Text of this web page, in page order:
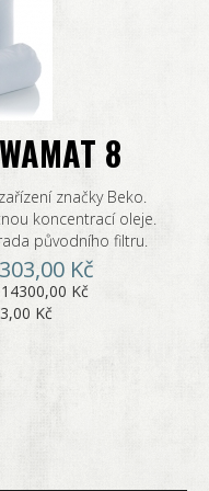
8
značky Beko.
koncentrací oleje.
původního filtru.
Kč
14300,00 Kč
Kč